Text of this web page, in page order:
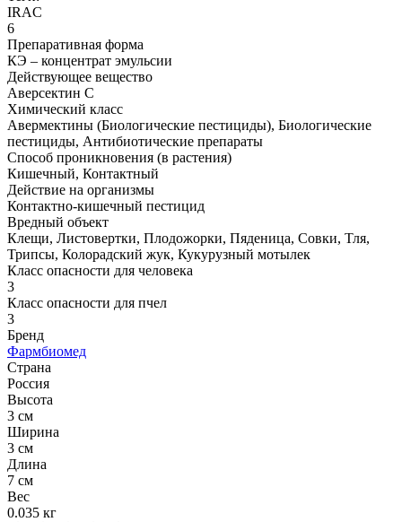
IRAC
6
Препаративная форма
КЭ – концентрат эмульсии
Действующее вещество
Аверсектин С
Химический класс
Авермектины (Биологические пестициды), Биологические
пестициды, Антибиотические препараты
Способ проникновения (в растения)
Кишечный, Контактный
Действие на организмы
Контактно-кишечный пестицид
Вредный объект
Клещи, Листовертки, Плодожорки, Пяденица, Совки, Тля,
Трипсы, Колорадский жук, Кукурузный мотылек
Класс опасности для человека
3
Класс опасности для пчел
3
Бренд
Фармбиомед
Страна
Россия
Высота
3 см
Ширина
3 см
Длина
7 см
Вес
0.035 кг